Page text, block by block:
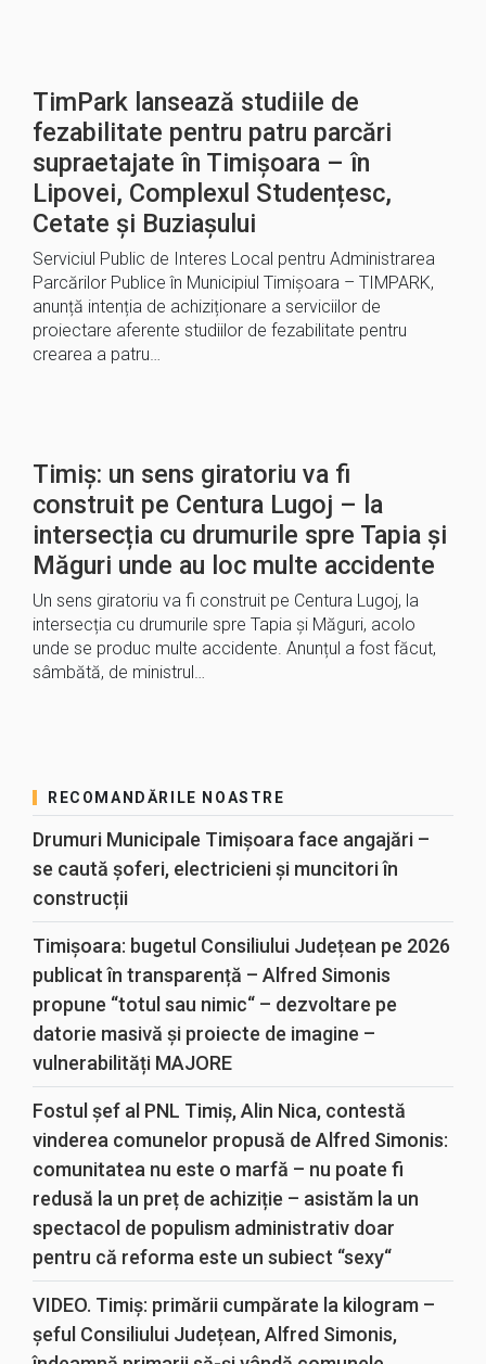
TimPark lansează studiile de
fezabilitate pentru patru parcări
supraetajate în Timișoara – în
Lipovei, Complexul Studențesc,
Cetate și Buziașului
Serviciul Public de Interes Local pentru Administrarea
Parcărilor Publice în Municipiul Timișoara – TIMPARK,
anunță intenția de achiziționare a serviciilor de
proiectare aferente studiilor de fezabilitate pentru
crearea a patru…
Timiș: un sens giratoriu va fi
construit pe Centura Lugoj – la
intersecția cu drumurile spre Tapia şi
Măguri unde au loc multe accidente
Un sens giratoriu va fi construit pe Centura Lugoj, la
intersecția cu drumurile spre Tapia şi Măguri, acolo
unde se produc multe accidente. Anunțul a fost făcut,
sâmbătă, de ministrul…
RECOMANDĂRILE NOASTRE
Drumuri Municipale Timișoara face angajări –
se caută șoferi, electricieni și muncitori în
construcții
Timișoara: bugetul Consiliului Județean pe 2026
publicat în transparență – Alfred Simonis
propune “totul sau nimic“ – dezvoltare pe
datorie masivă și proiecte de imagine –
vulnerabilități MAJORE
Fostul șef al PNL Timiș, Alin Nica, contestă
vinderea comunelor propusă de Alfred Simonis:
comunitatea nu este o marfă – nu poate fi
redusă la un preț de achiziție – asistăm la un
spectacol de populism administrativ doar
pentru că reforma este un subiect “sexy“
VIDEO. Timiș: primării cumpărate la kilogram –
șeful Consiliului Județean, Alfred Simonis,